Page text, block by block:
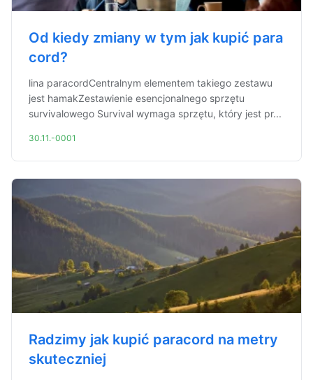
Od kiedy zmiany w tym jak kupić para
cord?
lina paracordCentralnym elementem takiego zestawu
jest hamakZestawienie esencjonalnego sprzętu
survivalowego Survival wymaga sprzętu, który jest pr...
30.11.-0001
Radzimy jak kupić paracord na metry
skuteczniej